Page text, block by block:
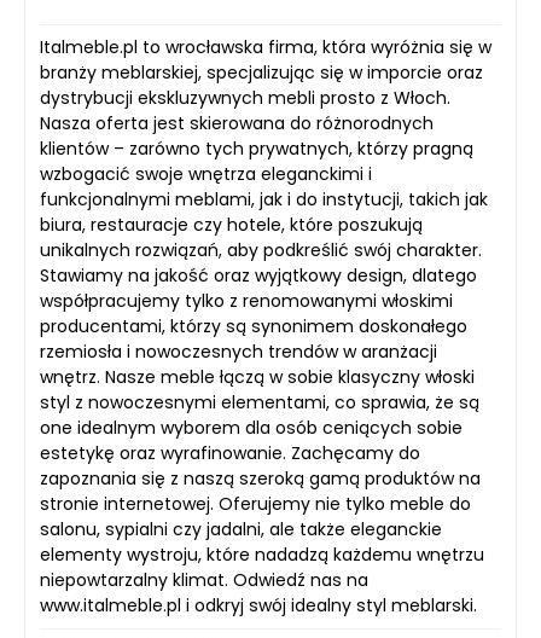
Italmeble.pl to wrocławska firma, która wyróżnia się w
branży meblarskiej, specjalizując się w imporcie oraz
dystrybucji ekskluzywnych mebli prosto z Włoch.
Nasza oferta jest skierowana do różnorodnych
klientów – zarówno tych prywatnych, którzy pragną
wzbogacić swoje wnętrza eleganckimi i
funkcjonalnymi meblami, jak i do instytucji, takich jak
biura, restauracje czy hotele, które poszukują
unikalnych rozwiązań, aby podkreślić swój charakter.
Stawiamy na jakość oraz wyjątkowy design, dlatego
współpracujemy tylko z renomowanymi włoskimi
producentami, którzy są synonimem doskonałego
rzemiosła i nowoczesnych trendów w aranżacji
wnętrz. Nasze meble łączą w sobie klasyczny włoski
styl z nowoczesnymi elementami, co sprawia, że są
one idealnym wyborem dla osób ceniących sobie
estetykę oraz wyrafinowanie. Zachęcamy do
zapoznania się z naszą szeroką gamą produktów na
stronie internetowej. Oferujemy nie tylko meble do
salonu, sypialni czy jadalni, ale także eleganckie
elementy wystroju, które nadadzą każdemu wnętrzu
niepowtarzalny klimat. Odwiedź nas na
www.italmeble.pl i odkryj swój idealny styl meblarski.